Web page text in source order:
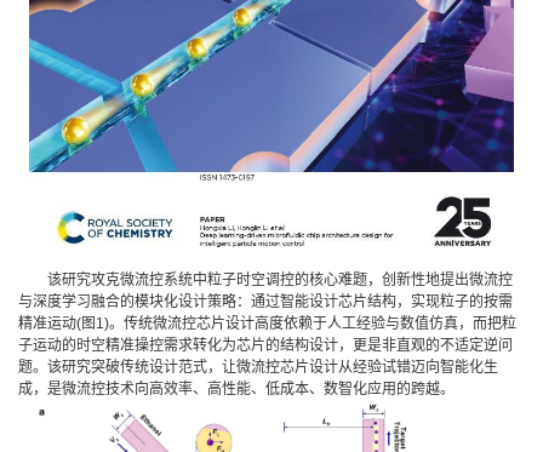
该研究攻克微流控系统中粒子时空调控的核心难题，创新性地提出微流控
与深度学习融合的模块化设计策略：通过智能设计芯片结构，实现粒子的按需
精准运动(图1)。传统微流控芯片设计高度依赖于人工经验与数值仿真，而把粒
子运动的时空精准操控需求转化为芯片的结构设计，更是非直观的不适定逆问
题。该研究突破传统设计范式，让微流控芯片设计从经验试错迈向智能化生
成，是微流控技术向高效率、高性能、低成本、数智化应用的跨越。